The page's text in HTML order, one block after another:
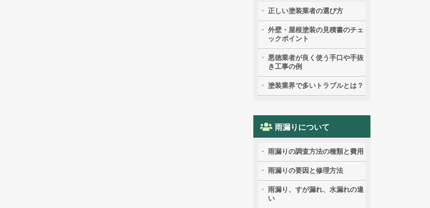
正しい塗装業者の選び方
外壁・屋根塗装の見積書のチェ
ックポイント
悪徳業者が良く使う手口や手抜
き工事の例
塗装業界で多いトラブルとは？
雨漏りについて
雨漏りの調査方法の種類と費用
雨漏りの要因と修理方法
雨漏り、すが漏れ、水漏れの違
い